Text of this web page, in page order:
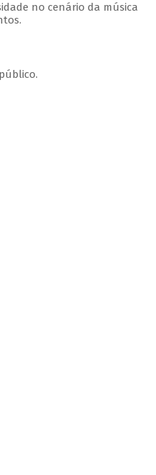
no cenário da música